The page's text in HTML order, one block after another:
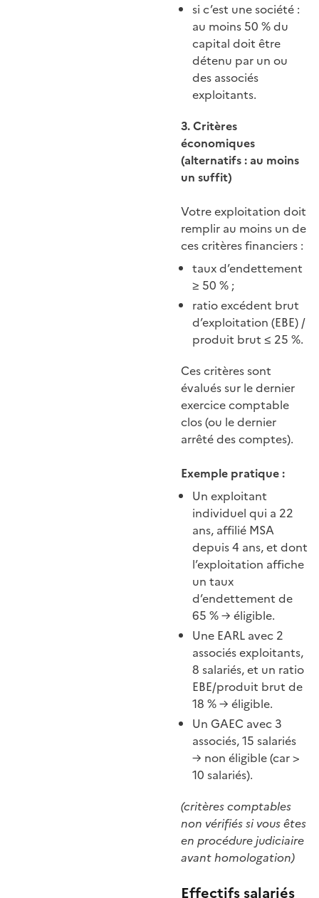
si c’est une société :
au moins 50 % du
capital doit être
détenu par un ou
des associés
exploitants.
3. Critères
économiques
(alternatifs : au moins
un suffit)
Votre exploitation doit
remplir au moins un de
ces critères financiers :
taux d’endettement
≥ 50 % ;
ratio excédent brut
d’exploitation (EBE) /
produit brut ≤ 25 %.
Ces critères sont
évalués sur le dernier
exercice comptable
clos (ou le dernier
arrêté des comptes).
Exemple pratique :
Un exploitant
individuel qui a 22
ans, affilié MSA
depuis 4 ans, et dont
l’exploitation affiche
un taux
d’endettement de
65 % → éligible.
Une EARL avec 2
associés exploitants,
8 salariés, et un ratio
EBE/produit brut de
18 % → éligible.
Un GAEC avec 3
associés, 15 salariés
→ non éligible (car >
10 salariés).
(critères comptables
non vérifiés si vous êtes
en procédure judiciaire
avant homologation)
Effectifs salariés